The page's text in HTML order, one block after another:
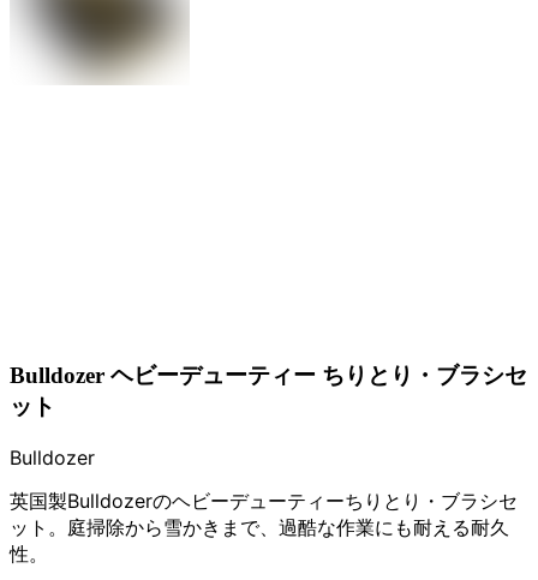
Bulldozer ヘビーデューティー ちりとり・ブラシセ
ット
Bulldozer
英国製Bulldozerのヘビーデューティーちりとり・ブラシセ
ット。庭掃除から雪かきまで、過酷な作業にも耐える耐久
性。